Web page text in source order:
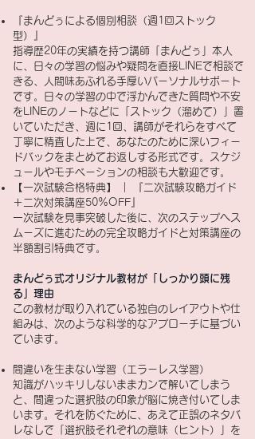
『まんどぅによる個別相談（週1回ストック
型）』
指導歴20年の実績を持つ講師「まんどぅ」本人
に、日々の学習の悩みや疑問を直接LINEで相談で
きる、人間味あふれる手厚いパーソナルサポート
です。日々の学習の中で浮かんできた質問や不安
をLINEのノートなどに「ストック（溜めて）」置
いていただき、週に1回、講師がそれらをすべて
丁寧に精査した上で、あなたのために深いフィー
ドバックをまとめてお返しする形式です。スケジ
ュールやモチベーションの相談も大歓迎です。
【一次試験合格特典】 ｜ 『二次試験攻略ガイド
＋二次対策講座50%OFF』
一次試験を見事突破した後に、次のステップへス
ムーズに進むための完全攻略ガイドと対策講座の
半額割引特典です。
まんどぅ式オリジナル教材が「しっかり頭に残
る」理由
この教材が取り入れている独自のレイアウトや仕
組みは、次のような科学的なアプローチに基づい
ています。
間違いを生まない学習（エラーレス学習）
知識がハッキリしないままカンで解いてしまう
と、間違った選択肢の印象が脳に焼き付いてしま
います。それを防ぐために、あえて正誤のネタバ
レなしで「選択肢それぞれの意味（ヒント）」を